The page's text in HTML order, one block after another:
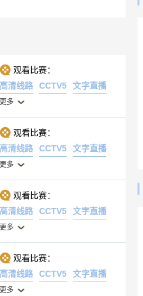
观看比赛：
高清线路
CCTV5 文字直播
更多
观看比赛：
高清线路
CCTV5 文字直播
更多
观看比赛：
高清线路
CCTV5 文字直播
更多
观看比赛：
高清线路
CCTV5 文字直播
更多